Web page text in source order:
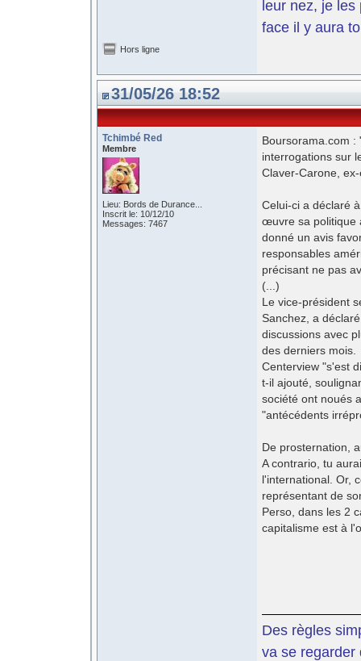
leur nez, je
face il y aura
Hors ligne
31/05/26 18:52
Tchimbé Red
Membre
Lieu: Bords de Durance...
Inscrit le: 10/12/10
Messages: 7467
Boursorama.com :
interrogations sur
Claver-Carone,
Celui-ci a déclaré
œuvre sa politique
donné un avis
responsables
précisant ne pas
(...)
Le vice-président
Sanchez, a
discussions avec
des derniers mois.
Centerview "s'est
t-il ajouté,
société ont noués
"antécédents
De prosternation,
A contrario, tu
l'international. Or,
représentant de
Perso, dans les 2
capitalisme est à
Des règles
va se regarder